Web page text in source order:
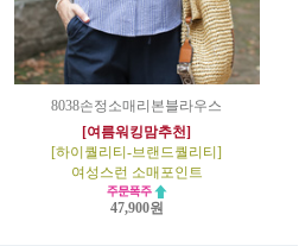
8038손정소매리본블라우스
[여름워킹맘추천]
[하이퀄리티-브랜드퀄리티]
여성스런 소매포인트
47,900원